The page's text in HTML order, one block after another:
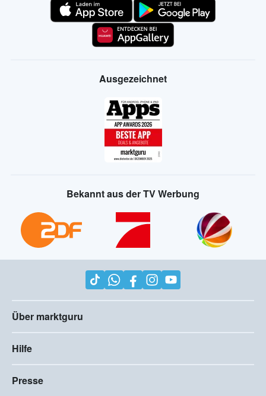
Ausgezeichnet
Bekannt aus der TV Werbung
Über marktguru
Hilfe
Presse